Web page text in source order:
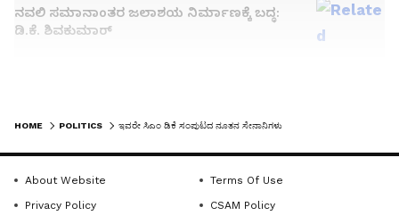
ನವಲಿ ಸಮಾನಾಂತರ ಜಲಾಶಯ ನಿರ್ಮಾಣಕ್ಕೆ ಬದ್ಧ:
ಡಿ.ಕೆ. ಶಿವಕುಮಾರ್‌
HOME POLITICS ಇವರೇ ಸಿಎಂ ಡಿಕೆ ಸಂಪುಟದ ನೂತನ ಸೇನಾನಿಗಳು
About Website
Terms Of Use
Privacy Policy
CSAM Policy